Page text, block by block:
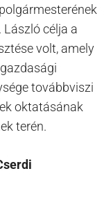
célja a
volt, amely
továbbviszi
oktatásának
terén.